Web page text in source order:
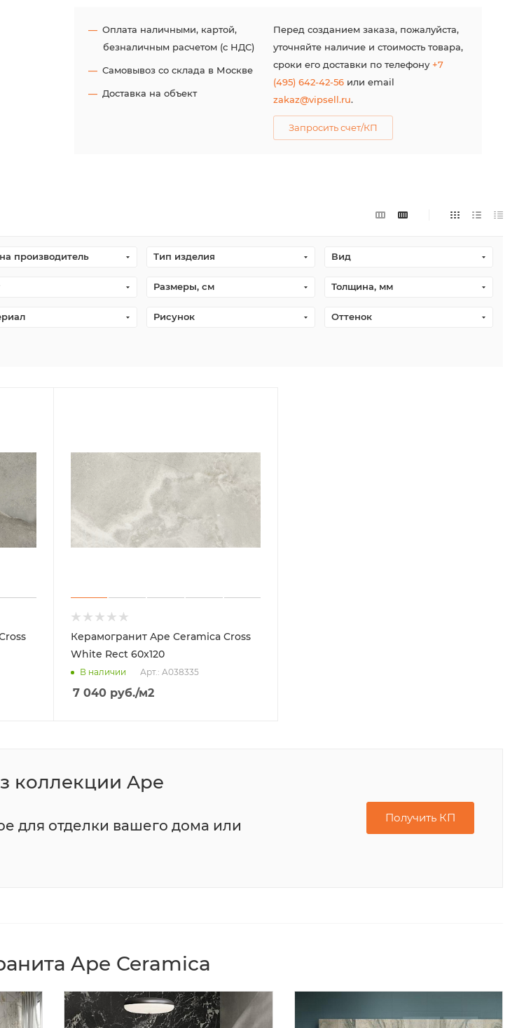
Оплата наличными, картой,
безналичным расчетом (с НДС)
Самовывоз со склада в Москве
Доставка на объект
Перед созданием заказа, пожалуйста,
уточняйте наличие и стоимость товара,
сроки его доставки по телефону+7
(495) 642-42-56или email
zakaz@vipsell.ru.
Запросить счет/КП
производитель Тип изделия Вид
Размеры, см Толщина, мм
Рисунок Оттенок
Керамогранит Ape Ceramica Cross
White Rect 60x120
В наличии Арт.: A038335
7 040руб./м2
коллекции Ape
для отделки вашего дома или
Получить КП
Ape Ceramica